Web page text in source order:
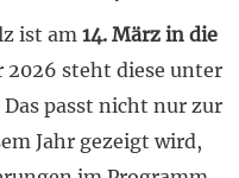
ist am14. März in die
2026 steht diese unter
Das passt nicht nur zur
Jahr gezeigt wird,